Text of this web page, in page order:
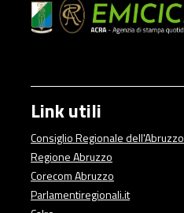
Link utili
Consiglio Regionale dell'Abruzzo
Regione Abruzzo
Corecom Abruzzo
Parlamentiregionali.it